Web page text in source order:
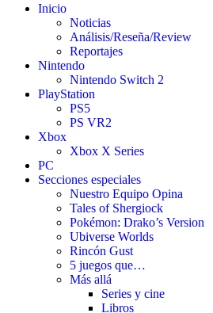
Inicio
Noticias
Análisis/Reseña/Review
Reportajes
Nintendo
Nintendo Switch 2
PlayStation
PS5
PS VR2
Xbox
Xbox X Series
PC
Secciones especiales
Nuestro Equipo Opina
Tales of Shergiock
Pokémon: Drako’s Version
Ubiverse Worlds
Rincón Gust
5 juegos que…
Más allá
Series y cine
Libros